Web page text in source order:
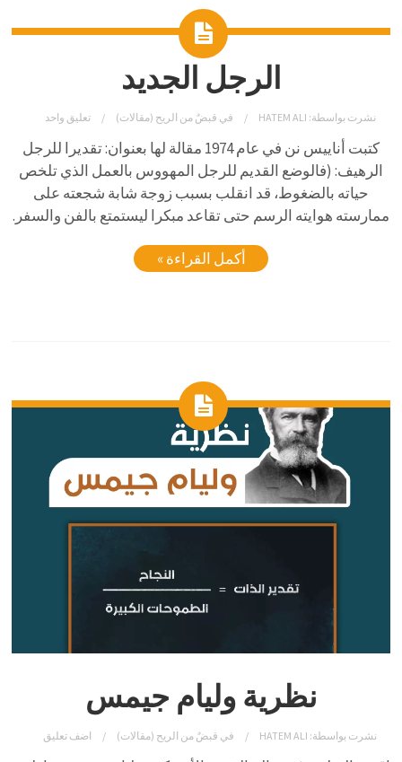
الرجل الجديد
نشرت بواسطة: HATEM ALI في قبضٌ من الريح (مقالات) تعليق واحد
كتبت أناييس نن في عام 1974 مقالة لها بعنوان: تقديرا للرجل
الرهيف: (فالوضع القديم للرجل المهووس بالعمل الذي تلخص
حياته بالضغوط، قد انقلب بسبب زوجة شابة شجعته على
ممارسته هوايته الرسم حتى تقاعد مبكرا ليستمتع بالفن والسفر.
أكمل القراءة »
نظرية وليام جيمس
نشرت بواسطة: HATEM ALI في قبضٌ من الريح (مقالات) اضف تعليق